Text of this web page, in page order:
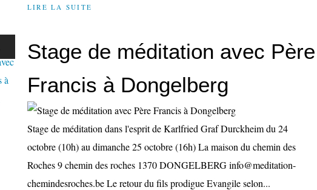
LIRE LA SUITE
Stage de méditation avec Père
Francis à Dongelberg
Stage de méditation dans l'esprit de Karlfried Graf Durckheim du 24
octobre (10h) au dimanche 25 octobre (16h) La maison du chemin des
Roches 9 chemin des roches 1370 DONGELBERG info@meditation-
chemindesroches.be Le retour du fils prodigue Evangile selon...